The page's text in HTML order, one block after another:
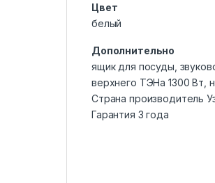
Цвет
белый
Дополнительно
ящик для посуды,
верхнего ТЭНа 1300 Вт,
Страна производитель
Гарантия 3 года